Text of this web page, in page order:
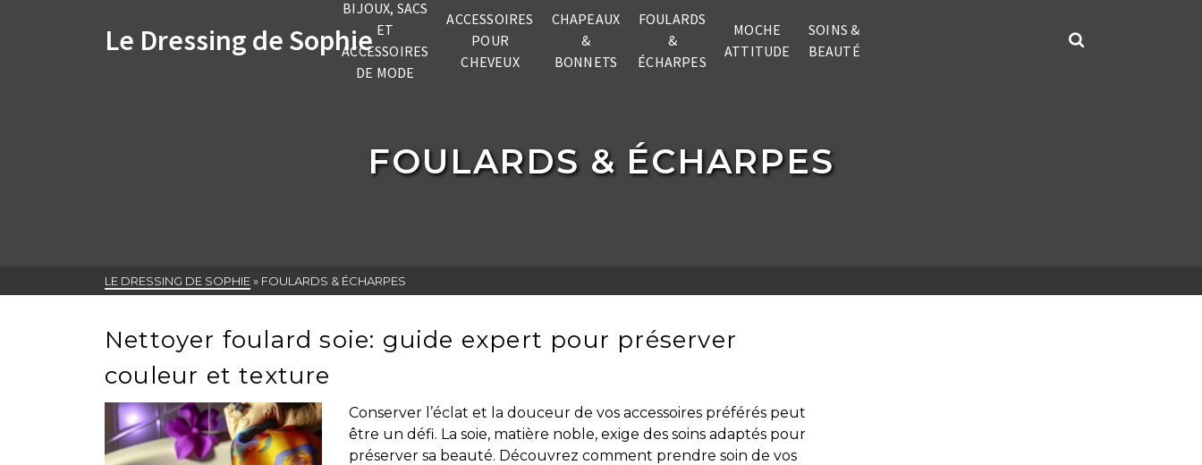
Le Dressing de Sophie
BIJOUX, SACS
ET
ACCESSOIRES
DE MODE
ACCESSOIRES
POUR
CHEVEUX
CHAPEAUX
&
BONNETS
FOULARDS
&
ÉCHARPES
MOCHE
ATTITUDE
SOINS &
BEAUTÉ
FOULARDS & ÉCHARPES
LE DRESSING DE SOPHIE» FOULARDS & ÉCHARPES
Nettoyer foulard soie: guide expert pour préserver
couleur et texture
Conserver l’éclat et la douceur de vos accessoires préférés peut
être un défi. La soie, matière noble, exige des soins adaptés pour
préserver sa beauté. Découvrez comment prendre soin de vos